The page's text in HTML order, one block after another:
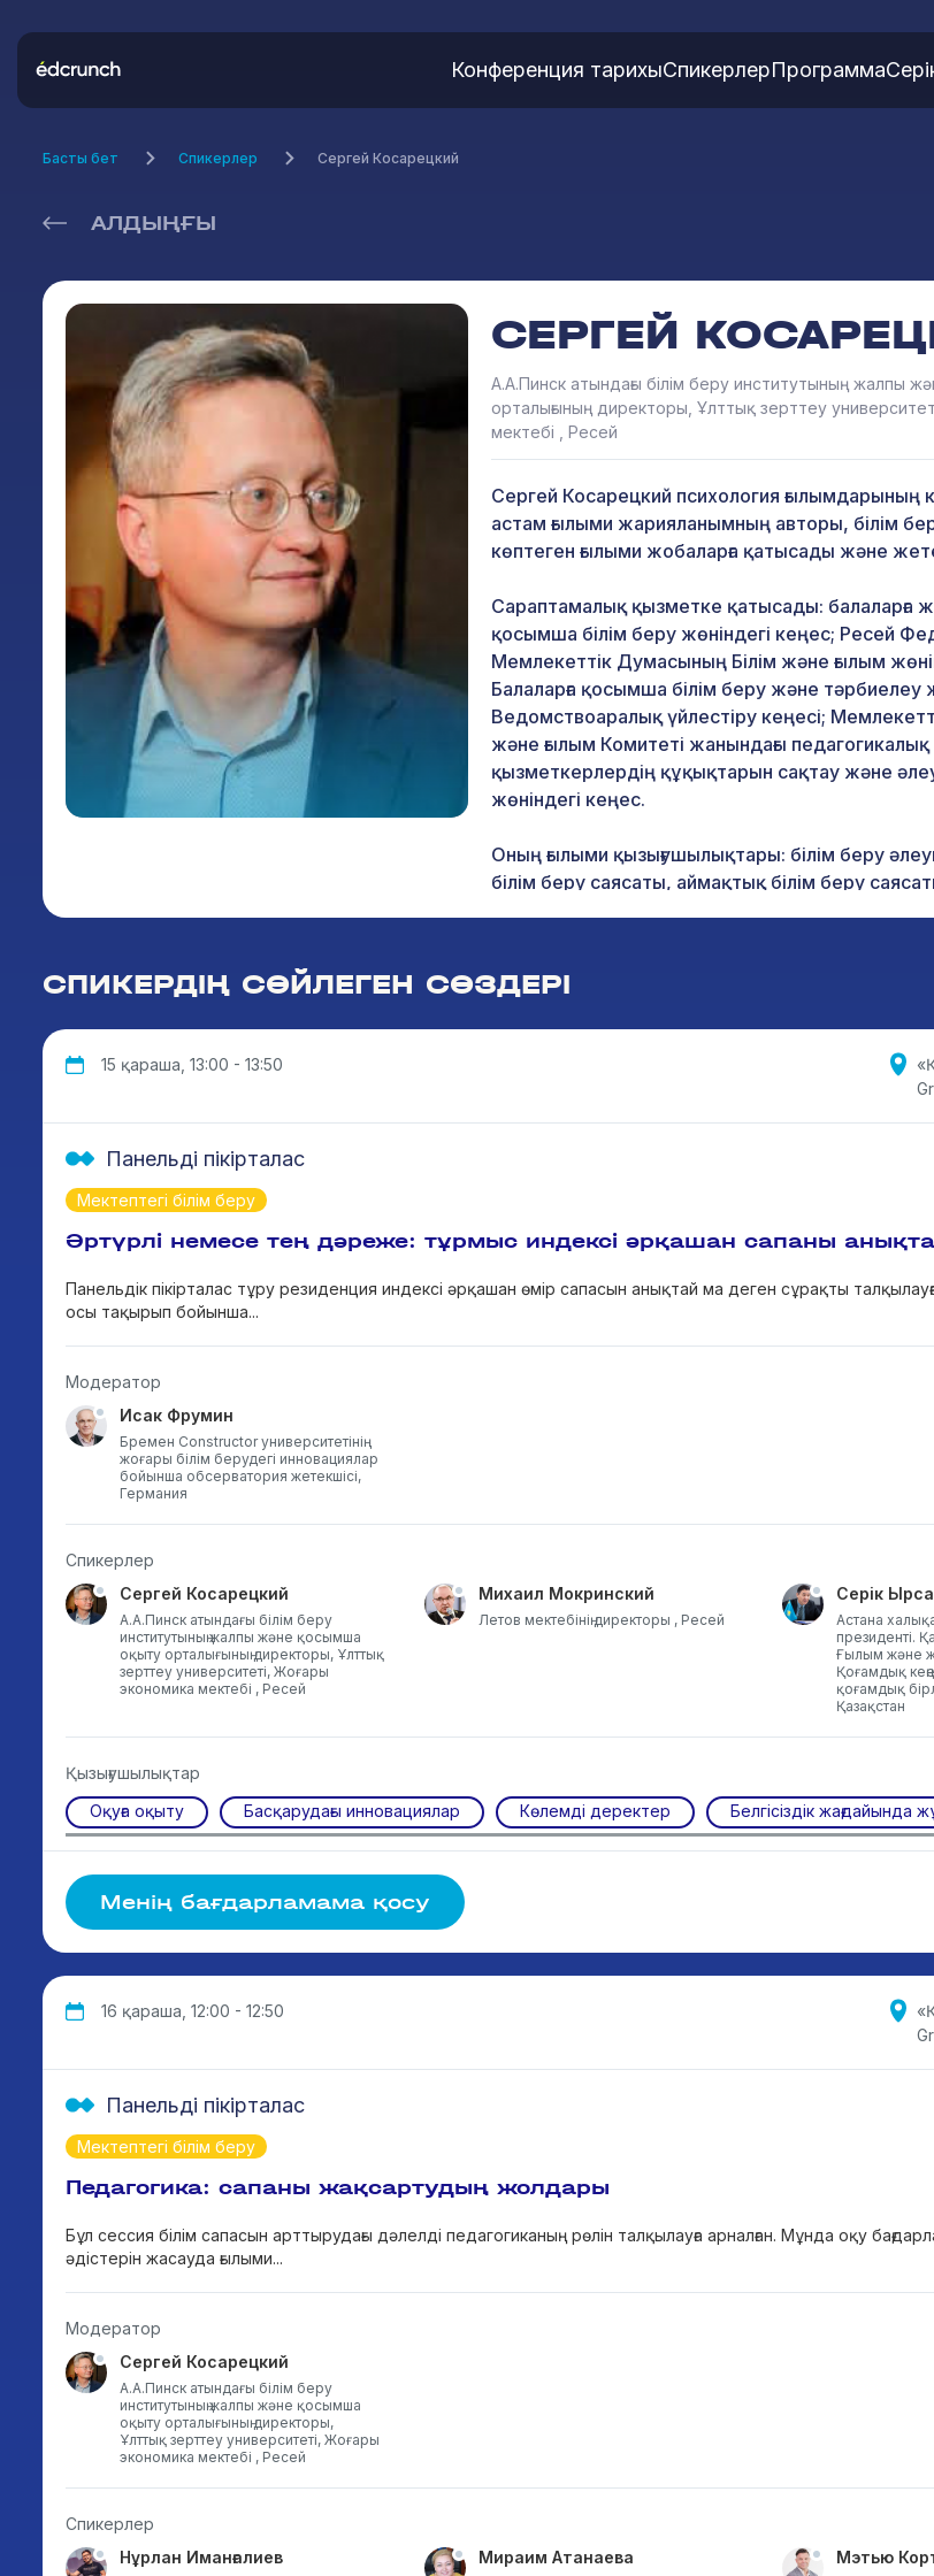
Конференция тарихыСпикерлерПрограмма
Басты бет Спикерлер Сергей Косарецкий
АЛДЫҢҒЫ
СЕРГЕЙ
А.А.Пинск атындағы білім беру институтының жалпы
орталығының директоры, Ұлттық зерттеу
мектебі , Ресей
Сергей Косарецкий психология ғылымдарының
астам ғылыми жарияланымның авторы, білім
көптеген ғылыми жобаларға қатысады және
Сараптамалық қызметке қатысады: балаларға
қосымша білім беру жөніндегі кеңес; Ресей
Мемлекеттік Думасының Білім және ғылым
Балаларға қосымша білім беру және тәрбиелеу
Ведомствоаралық үйлестіру кеңесі;
және ғылым Комитеті жанындағы
қызметкерлердің құқықтарын сақтау және
жөніндегі кеңес.
Оның ғылыми қызығушылықтары: білім беру
білім беру саясаты, аймақтық білім беру
СПИКЕРДІҢ СӨЙЛЕГЕН СӨЗДЕРІ
15 қараша, 13:00 - 13:50
Мектептегі білім беру
Панельді пікірталас
Әртүрлі немесе тең дәреже: тұрмыс индексі әрқашан сапаны
Панельдік пікірталас тұру резиденция индексі әрқашан өмір сапасын анықтай ма деген сұрақты
осы тақырып бойынша...
Модератор
Исак Фрумин
Бремен Constructor университетінің
жоғары білім берудегі инновациялар
бойынша обсерватория жетекшісі,
Германия
Спикерлер
Сергей Косарецкий
А.А.Пинск атындағы білім беру
институтының жалпы және қосымша
оқыту орталығының директоры, Ұлттық
зерттеу университеті, Жоғары
экономика мектебі , Ресей
Михаил Мокринский
Летов мектебінің директоры , Ресей
Серік
Астана
президенті.
Ғылым және
Қоғамдық
қоғамдық
Қазақстан
Қызығушылықтар
Оқуға оқыту
Басқарудағы инновациялар Көлемді деректер Белгісіздік жағдайында
Менің бағдарламама қосу
16 қараша, 12:00 - 12:50
Мектептегі білім беру
Панельді пікірталас
Педагогика: сапаны жақсартудың жолдары
Бұл сессия білім сапасын арттырудағы дәлелді педагогиканың рөлін талқылауға арналған. Мұнда оқу
әдістерін жасауда ғылыми...
Модератор
Сергей Косарецкий
А.А.Пинск атындағы білім беру
институтының жалпы және қосымша
оқыту орталығының директоры,
Ұлттық зерттеу университеті, Жоғары
экономика мектебі , Ресей
Спикерлер
Нұрлан Иманғалиев
Мираим Атанаева Мэтью